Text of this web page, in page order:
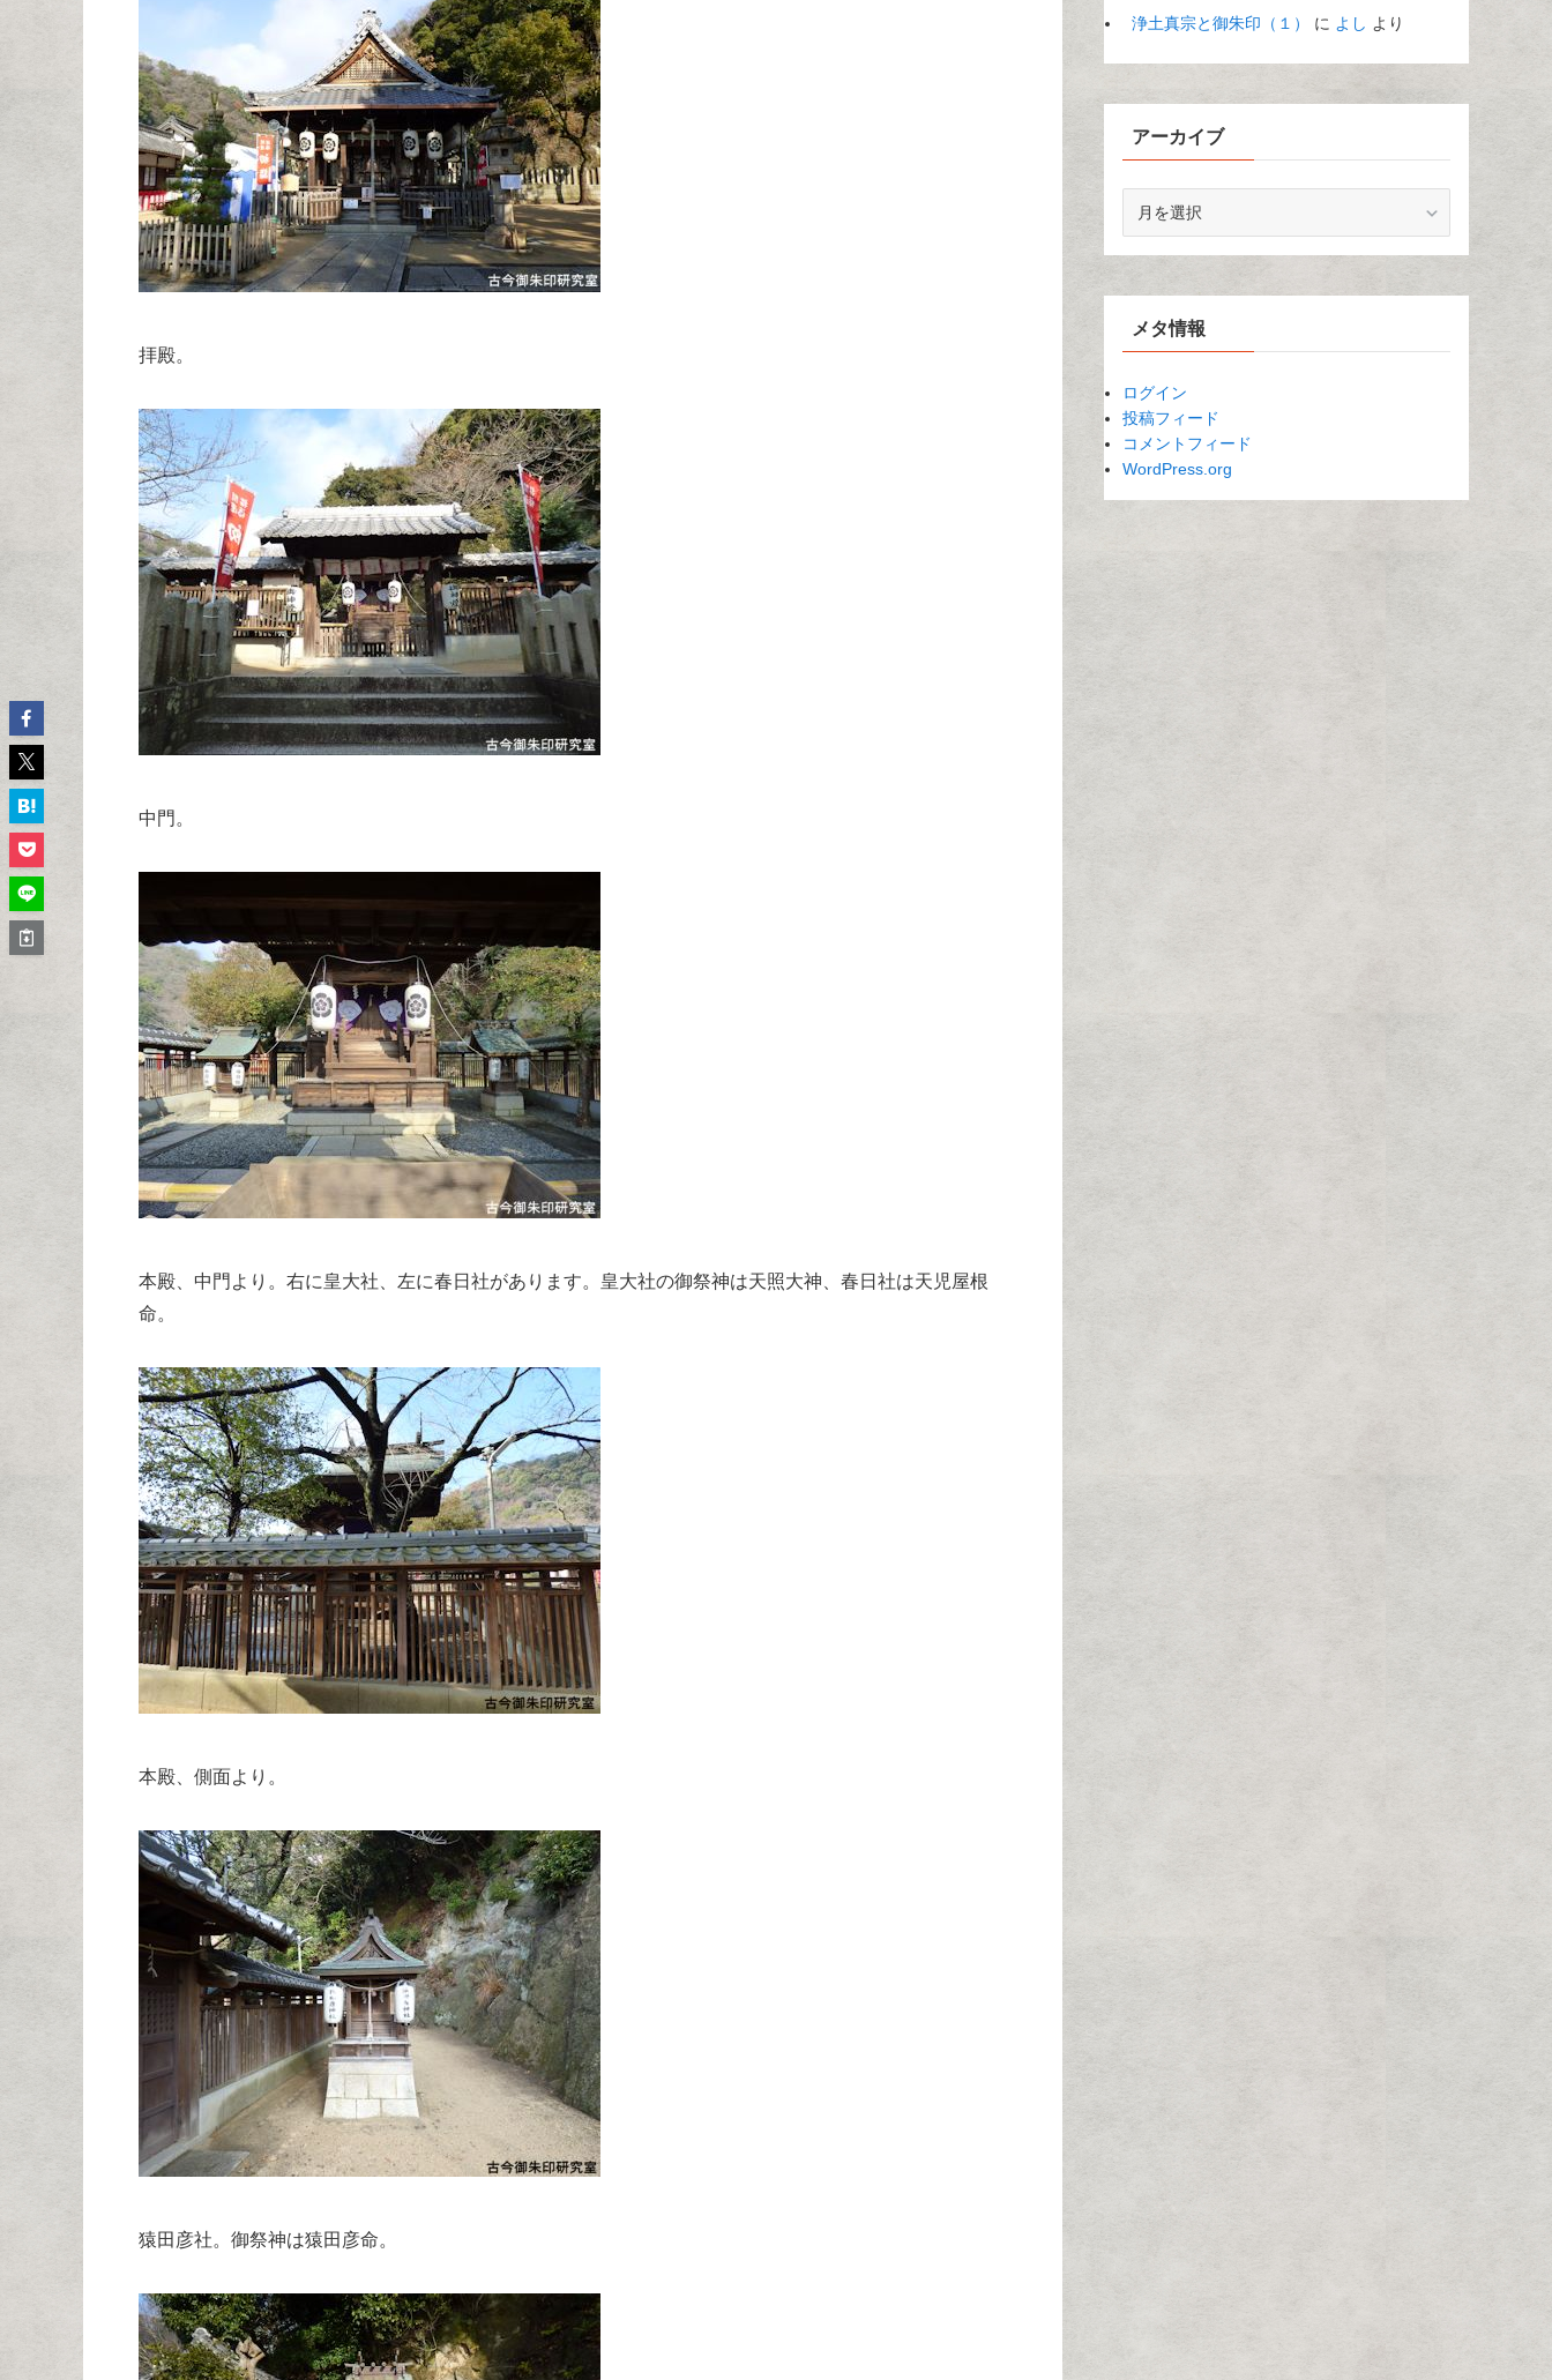
拝殿。
中門。
本殿、中門より。右に皇大社、左に春日社があります。皇大社の御祭神は天照大神、春日社は天児屋根
命。
本殿、側面より。
猿田彦社。御祭神は猿田彦命。
浄土真宗と御朱印（１） に よし より
アーカイブ
ブ
メタ情報
ログイン
投稿フィード
コメントフィード
WordPress.org